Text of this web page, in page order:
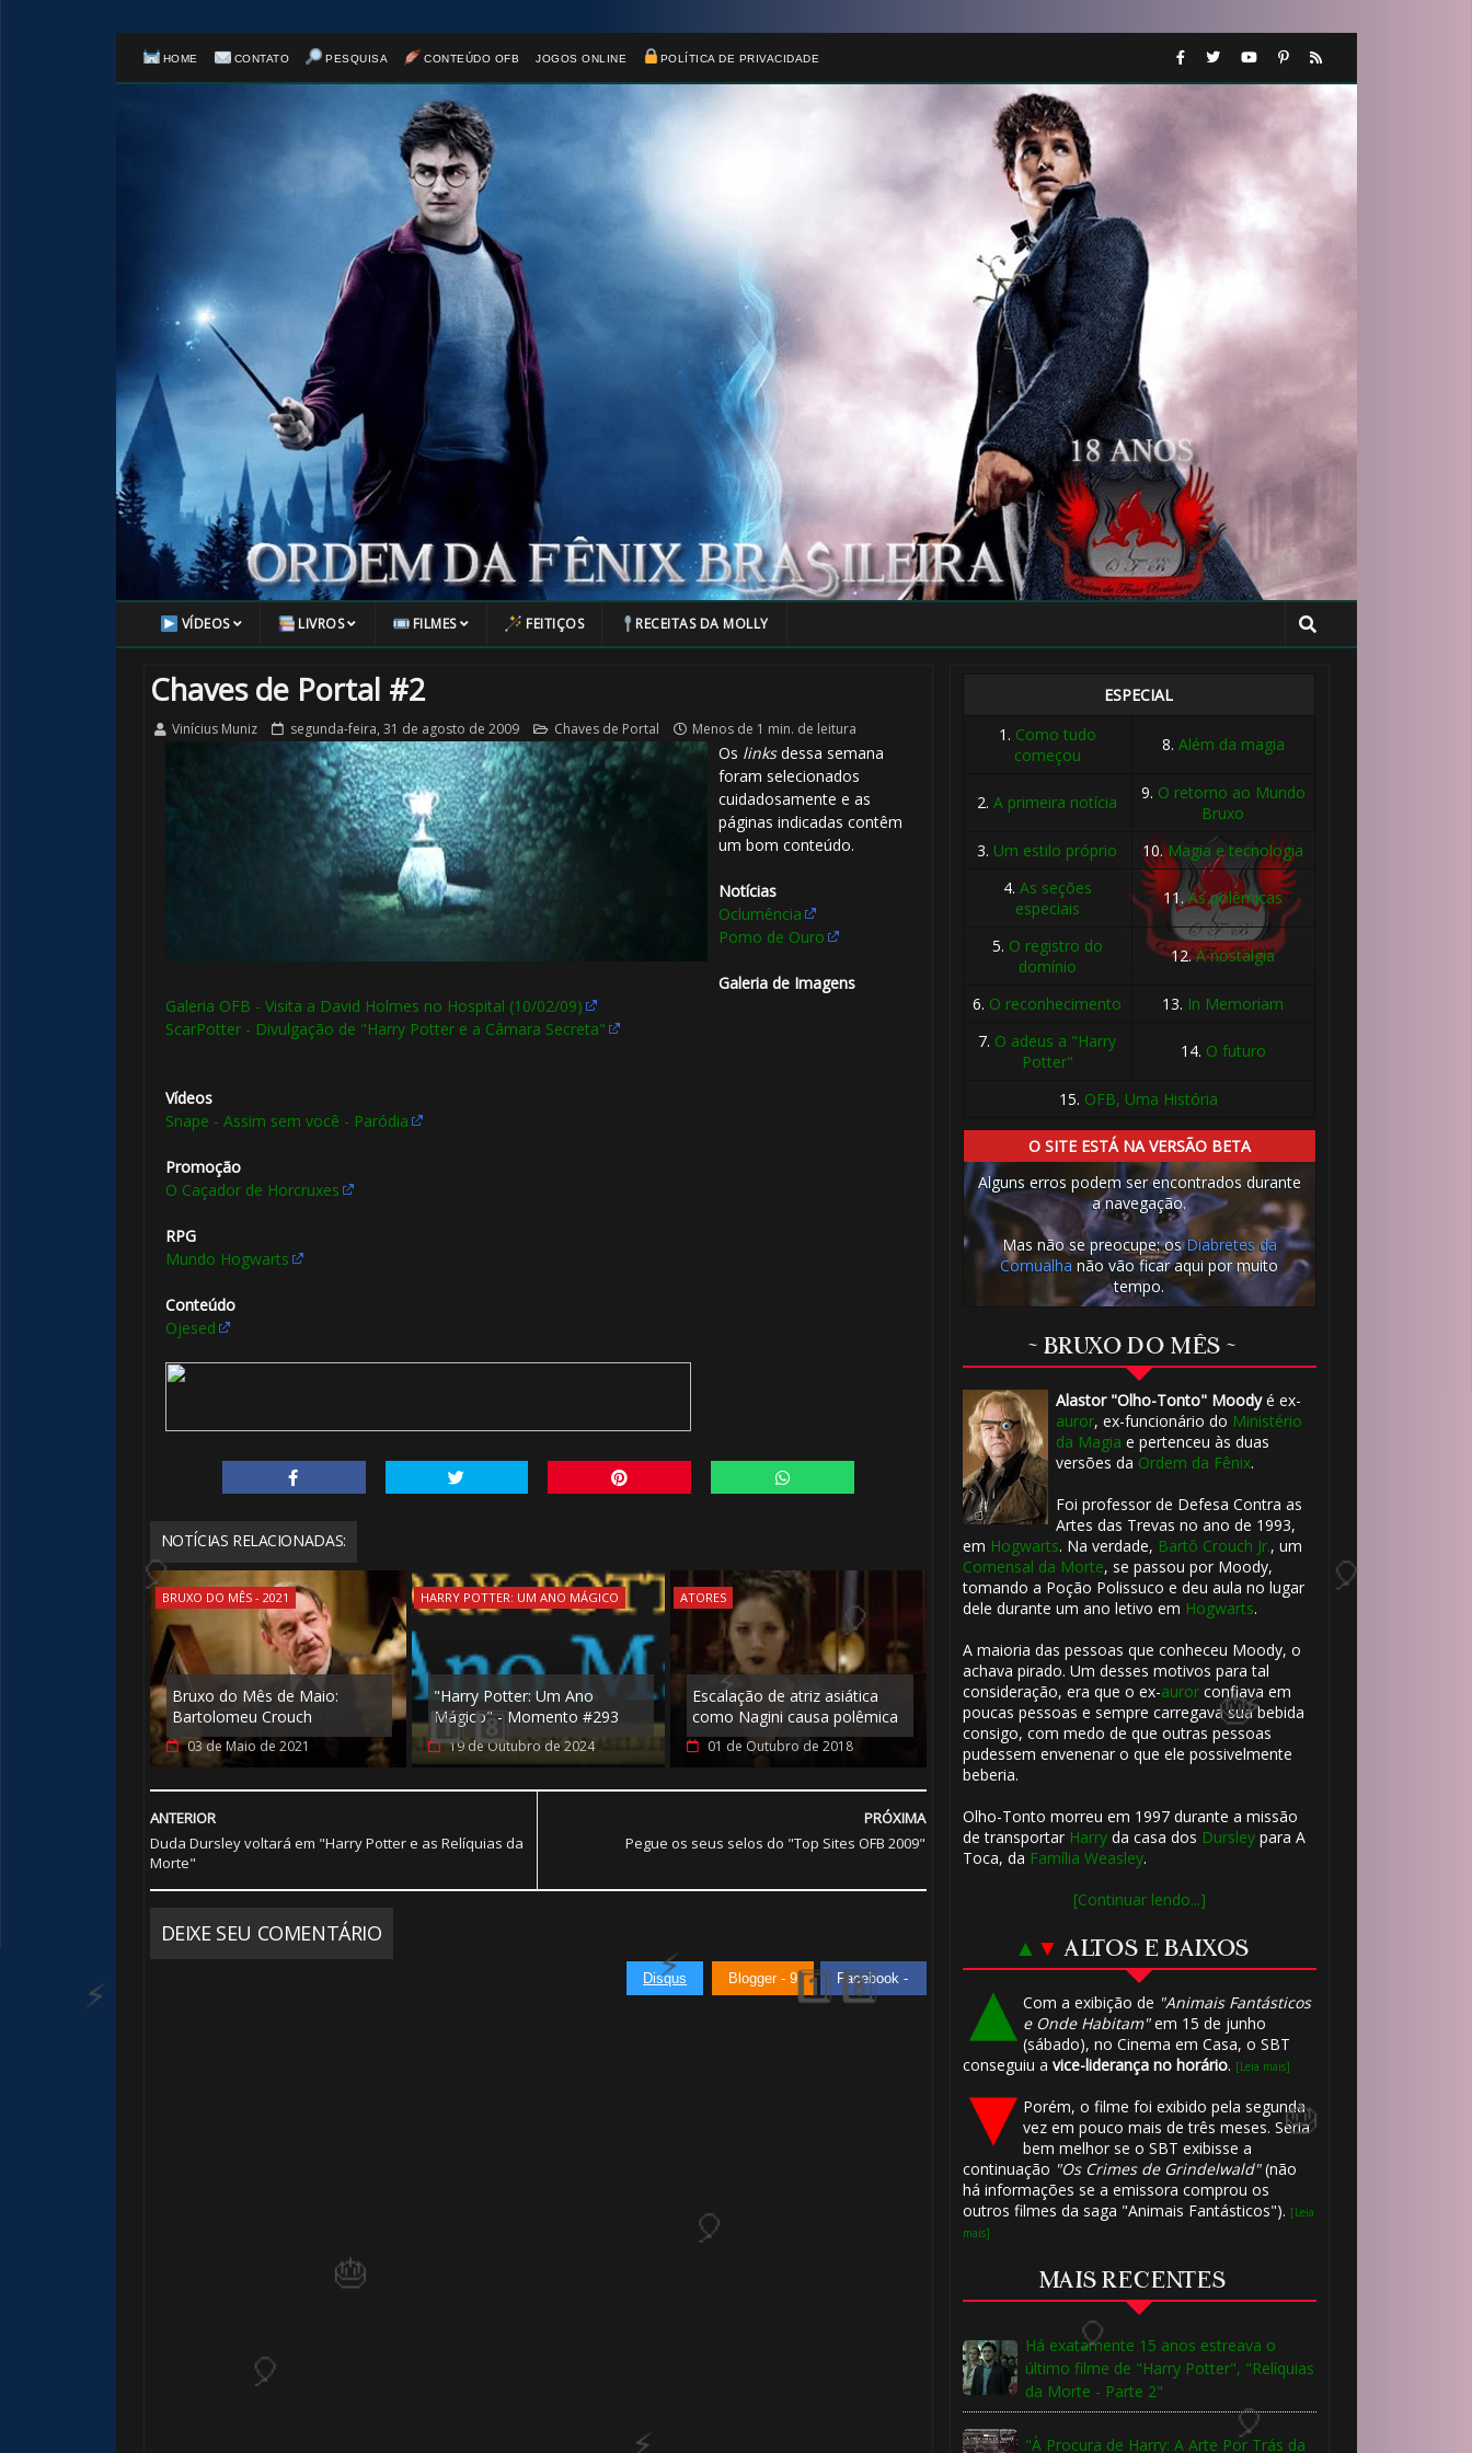
HOME CONTATO PESQUISA CONTEÚDO OFB JOGOS ONLINE POLÍTICA DE PRIVACIDADE
VÍDEOS LIVROS FILMES FEITIÇOS RECEITAS DA MOLLY
Chaves de Portal #2
Vinícius Muniz segunda-feira, 31 de agosto de 2009 Chaves de Portal Menos de 1 min. de leitura
Os linksdessa semana
foram selecionados
cuidadosamente e as
páginas indicadas contêm
um bom conteúdo.
Notícias
Oclumência
Pomo de Ouro
Galeria de Imagens
Galeria OFB - Visita a David Holmes no Hospital (10/02/09)
ScarPotter - Divulgação de "Harry Potter e a Câmara Secreta"
Vídeos
Snape - Assim sem você - Paródia
Promoção
O Caçador de Horcruxes
RPG
Mundo Hogwarts
Conteúdo
Ojesed
NOTÍCIAS RELACIONADAS:
BRUXO DO MÊS - 2021
Bruxo do Mês de Maio:
Bartolomeu Crouch
03 de Maio de 2021
HARRY POTTER: UM ANO MÁGICO
"Harry Potter: Um Ano
Mágico" - Momento #293
19 de Outubro de 2024
ATORES
Escalação de atriz asiática
como Nagini causa polêmica
01 de Outubro de 2018
PRÓXIMA
Pegue os seus selos do "Top Sites OFB 2009"
ANTERIOR
Duda Dursley voltará em "Harry Potter e as Relíquias da
Morte"
DEIXE SEU COMENTÁRIO
Disqus Blogger - 9 Facebook -
ESPECIAL
1. Como tudo
começou
8. Além da magia
2.A primeira notícia 9. O retorno ao Mundo
Bruxo
3. Um estilo próprio 10.Magia e tecnologia
4. As seções
especiais
11.As polêmicas
5. O registro do
domínio
12.A nostalgia
6. O reconhecimento 13. In Memoriam
7. O adeus a "Harry
Potter"
14. O futuro
15. OFB, Uma História
O SITE ESTÁ NA VERSÃO BETA
Alguns erros podem ser encontrados durante
a navegação.
Mas não se preocupe: osDiabretes da
Cornualha não vão ficar aqui por muito
tempo.
~ BRUXO DO MÊS ~
Alastor "Olho-Tonto" Moodyé ex-
auror, ex-funcionário do Ministério
da Magia e pertenceu às duas
versões da Ordem da Fênix.
Foi professor de Defesa Contra as
Artes das Trevas no ano de 1993,
em Hogwarts. Na verdade, Bartô Crouch Jr., um
Comensal da Morte, se passou por Moody,
tomando a Poção Polissuco e deu aula no lugar
dele durante um ano letivo em Hogwarts.
A maioria das pessoas que conheceu Moody, o
achava pirado. Um desses motivos para tal
consideração, era que o ex-aurorconfiava em
poucas pessoas e sempre carregava sua bebida
consigo, com medo de que outras pessoas
pudessem envenenar o que ele possivelmente
beberia.
Olho-Tonto morreu em 1997 durante a missão
de transportar Harryda casa dos Dursleypara A
Toca, da Família Weasley.
[Continuar lendo...]
▲ ▼ ALTOS E BAIXOS
Com a exibição de "Animais Fantásticos
e Onde Habitam"em 15 de junho
(sábado), no Cinema em Casa, o SBT
conseguiu a vice-liderança no horário. [Leia mais]
Porém, o filme foi exibido pela segunda
vez em pouco mais de três meses. Seria
bem melhor se o SBT exibisse a
continuação "Os Crimes de Grindelwald"(não
há informações se a emissora comprou os
outros filmes da saga "Animais Fantásticos"). [Leia
mais]
MAIS RECENTES
Há exatamente 15 anos estreava o
último filme de "Harry Potter", "Relíquias
da Morte - Parte 2"
"À Procura de Harry: A Arte Por Trás da
🎈
⚡
🎂
🎂
🎈
🎈
⚡
8️⃣
1️⃣ 8️⃣
1️⃣ 8️⃣
🎈